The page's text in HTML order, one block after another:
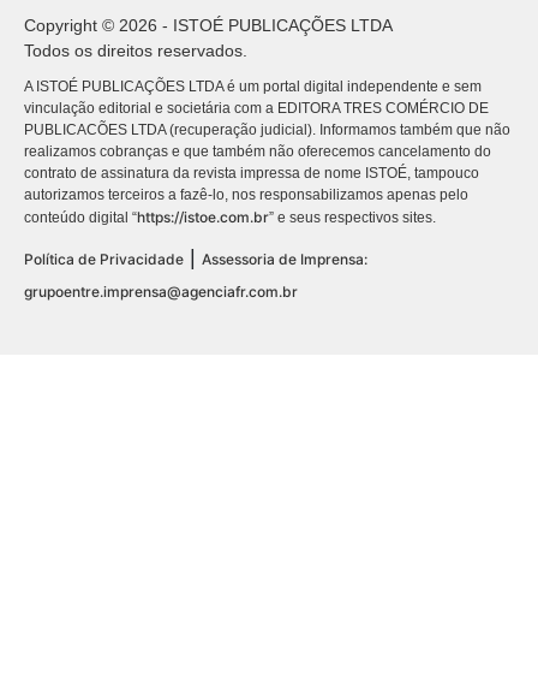
Copyright © 2026 - ISTOÉ PUBLICAÇÕES LTDA
Todos os direitos reservados.
A ISTOÉ PUBLICAÇÕES LTDA é um portal digital independente e sem
vinculação editorial e societária com a EDITORA TRES COMÉRCIO DE
PUBLICACÕES LTDA (recuperação judicial). Informamos também que não
realizamos cobranças e que também não oferecemos cancelamento do
contrato de assinatura da revista impressa de nome ISTOÉ, tampouco
autorizamos terceiros a fazê-lo, nos responsabilizamos apenas pelo
conteúdo digital “https://istoe.com.br” e seus respectivos sites.
Política de Privacidade
Assessoria de Imprensa:
grupoentre.imprensa@agenciafr.com.br